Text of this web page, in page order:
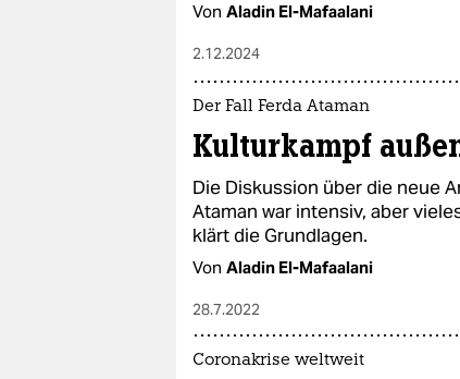
Von Aladin El-Mafaalani
2.12.2024
Der Fall Ferda Ataman
Kulturkampf
Die Diskussion über die neue
Ataman war intensiv, aber
klärt die Grundlagen.
Von Aladin El-Mafaalani
28.7.2022
Coronakrise weltweit